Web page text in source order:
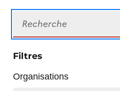
Filtres
Organisations